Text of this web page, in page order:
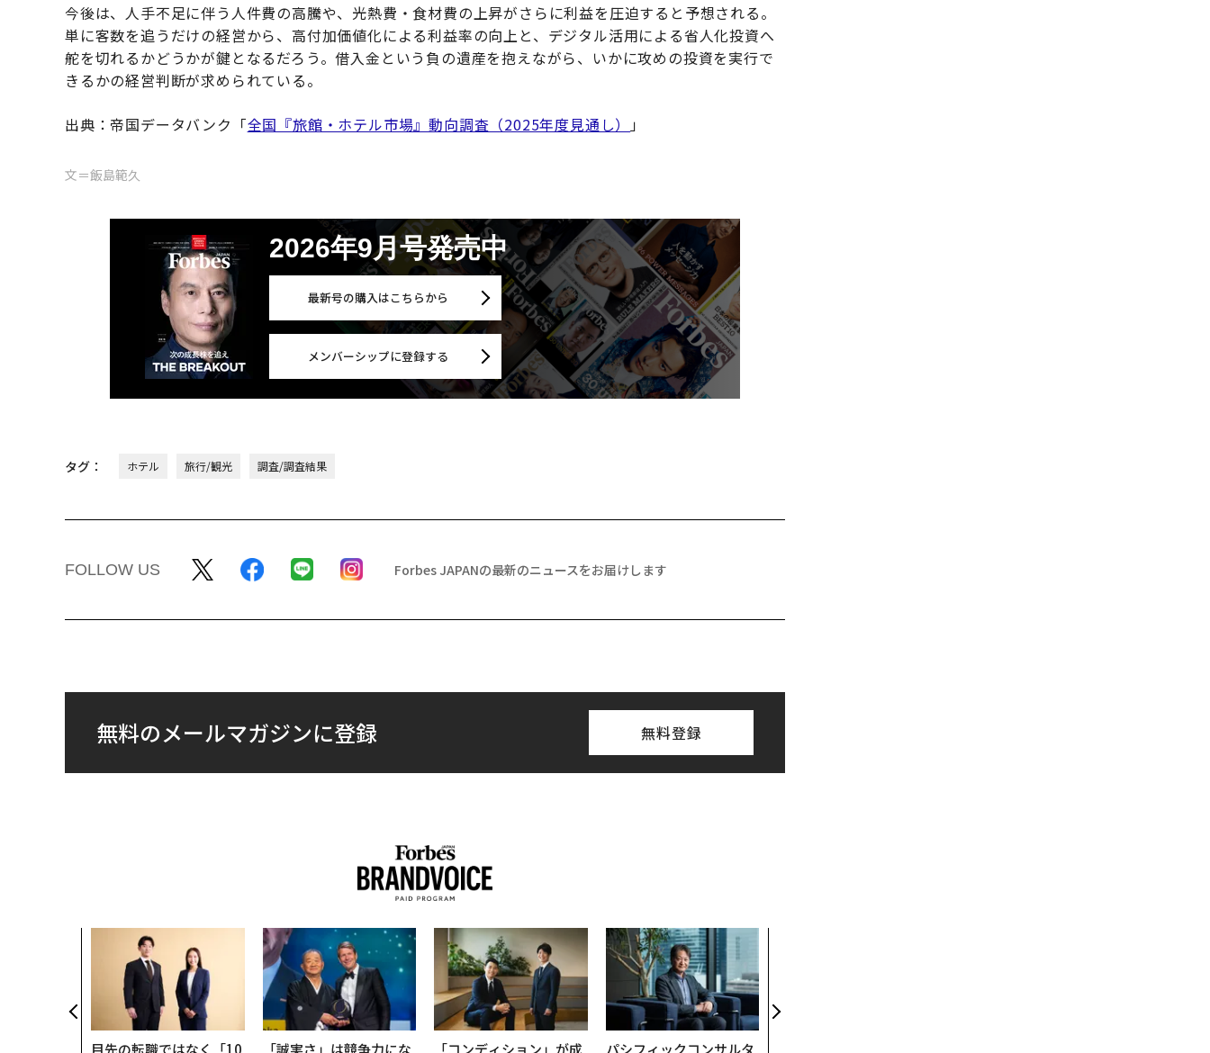
今後は、人手不足に伴う人件費の高騰や、光熱費・食材費の上昇がさらに利益を圧迫すると予想される。
単に客数を追うだけの経営から、高付加価値化による利益率の向上と、デジタル活用による省人化投資へ
舵を切れるかどうかが鍵となるだろう。借入金という負の遺産を抱えながら、いかに攻めの投資を実行で
きるかの経営判断が求められている。
出典：帝国データバンク「全国『旅館・ホテル市場』動向調査（2025年度見通し） 」
文＝飯島範久
2026年9月号発売中
最新号の購入はこちらから
メンバーシップに登録する
タグ： ホテル 旅行/観光 調査/調査結果
FOLLOW US Forbes JAPANの最新のニュースをお届けします
無料のメールマガジンに登録 無料登録
目先の転職ではなく「10 「誠実さ」は競争力にな 「コンディション」が成 パシフィックコンサルタ